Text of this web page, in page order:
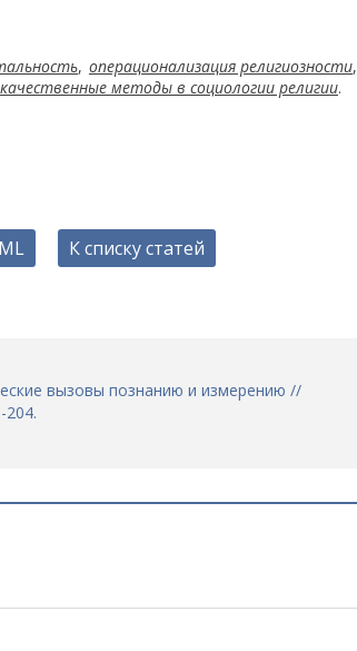
, операционализация религиозности,
качественные методы в социологии религии.
К списку статей
вызовы познанию и измерению //
204.